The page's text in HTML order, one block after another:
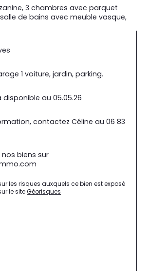
3 chambres avec parquet
de bains avec meuble vasque,
1 voiture, jardin, parking.
disponible au 05.05.26
contactez Céline au 06 83
biens sur
les risques auxquels ce bien est exposé
le site Géorisques